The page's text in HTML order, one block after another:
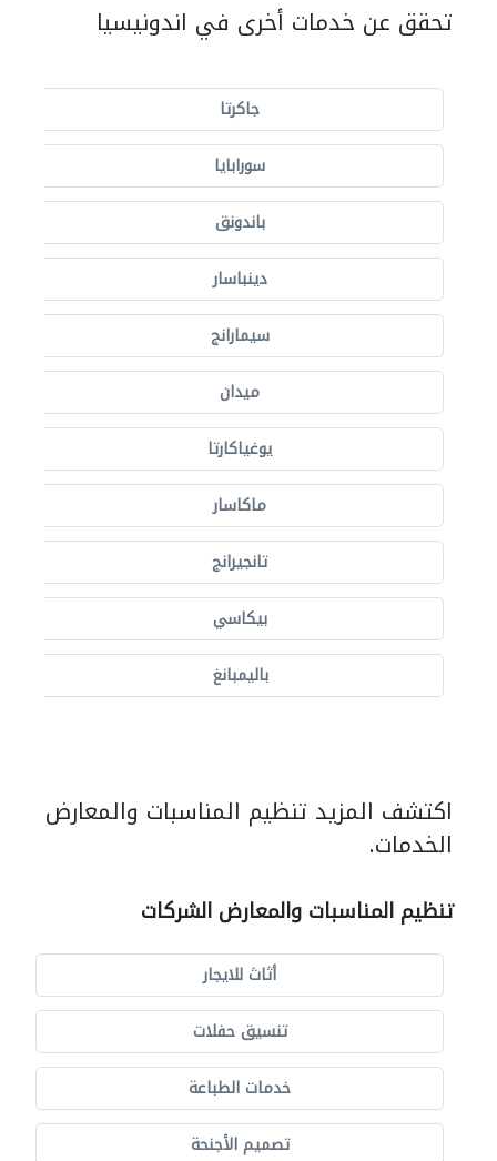
تحقق عن خدمات أخرى في اندونيسيا
جاكرتا
سورابايا
باندونق
دينباسار
سيمارانج
ميدان
يوغياكارتا
ماكاسار
تانجيرانج
بيكاسي
باليمبانغ
اكتشف المزيد تنظيم المناسبات والمعارض
الخدمات.
تنظيم المناسبات والمعارض الشركات
أثاث للايجار
تنسيق حفلات
خدمات الطباعة
تصميم الأجنحة